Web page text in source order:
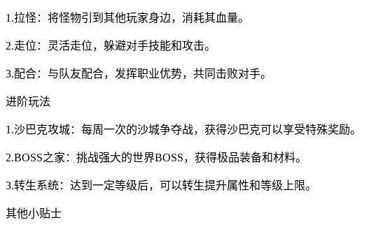
1.拉怪：将怪物引到其他玩家身边，消耗其血量。
2.走位：灵活走位，躲避对手技能和攻击。
3.配合：与队友配合，发挥职业优势，共同击败对手。
进阶玩法
1.沙巴克攻城：每周一次的沙城争夺战，获得沙巴克可以享受特殊奖励。
2.BOSS之家：挑战强大的世界BOSS，获得极品装备和材料。
3.转生系统：达到一定等级后，可以转生提升属性和等级上限。
其他小贴士